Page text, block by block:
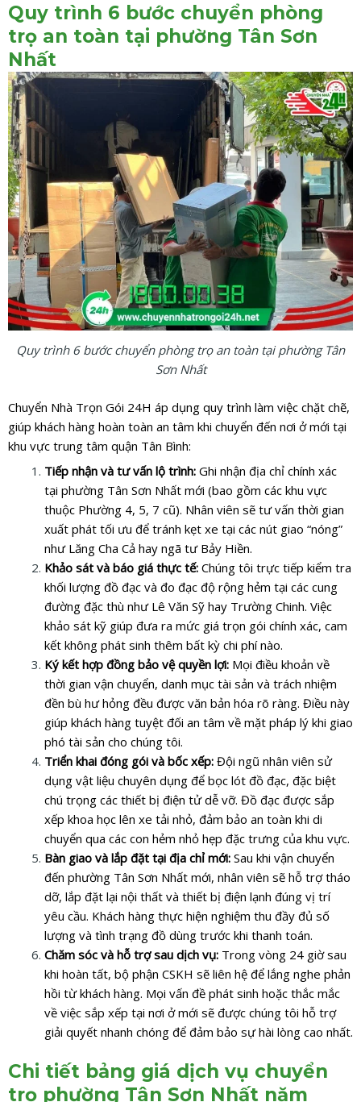
Quy trình 6 bước chuyển phòng
trọ an toàn tại phường Tân Sơn
Nhất
Quy trình 6 bước chuyển phòng trọ an toàn tại phường Tân
Sơn Nhất
Chuyển Nhà Trọn Gói 24H áp dụng quy trình làm việc chặt chẽ,
giúp khách hàng hoàn toàn an tâm khi chuyển đến nơi ở mới tại
khu vực trung tâm quận Tân Bình:
Tiếp nhận và tư vấn lộ trình: Ghi nhận địa chỉ chính xác
tại phường Tân Sơn Nhất mới (bao gồm các khu vực
thuộc Phường 4, 5, 7 cũ). Nhân viên sẽ tư vấn thời gian
xuất phát tối ưu để tránh kẹt xe tại các nút giao “nóng”
như Lăng Cha Cả hay ngã tư Bảy Hiền.
Khảo sát và báo giá thực tế: Chúng tôi trực tiếp kiểm tra
khối lượng đồ đạc và đo đạc độ rộng hẻm tại các cung
đường đặc thù như Lê Văn Sỹ hay Trường Chinh. Việc
khảo sát kỹ giúp đưa ra mức giá trọn gói chính xác, cam
kết không phát sinh thêm bất kỳ chi phí nào.
Ký kết hợp đồng bảo vệ quyền lợi: Mọi điều khoản về
thời gian vận chuyển, danh mục tài sản và trách nhiệm
đền bù hư hỏng đều được văn bản hóa rõ ràng. Điều này
giúp khách hàng tuyệt đối an tâm về mặt pháp lý khi giao
phó tài sản cho chúng tôi.
Triển khai đóng gói và bốc xếp: Đội ngũ nhân viên sử
dụng vật liệu chuyên dụng để bọc lót đồ đạc, đặc biệt
chú trọng các thiết bị điện tử dễ vỡ. Đồ đạc được sắp
xếp khoa học lên xe tải nhỏ, đảm bảo an toàn khi di
chuyển qua các con hẻm nhỏ hẹp đặc trưng của khu vực.
Bàn giao và lắp đặt tại địa chỉ mới: Sau khi vận chuyển
đến phường Tân Sơn Nhất mới, nhân viên sẽ hỗ trợ tháo
dỡ, lắp đặt lại nội thất và thiết bị điện lạnh đúng vị trí
yêu cầu. Khách hàng thực hiện nghiệm thu đầy đủ số
lượng và tình trạng đồ dùng trước khi thanh toán.
Chăm sóc và hỗ trợ sau dịch vụ: Trong vòng 24 giờ sau
khi hoàn tất, bộ phận CSKH sẽ liên hệ để lắng nghe phản
hồi từ khách hàng. Mọi vấn đề phát sinh hoặc thắc mắc
về việc sắp xếp tại nơi ở mới sẽ được chúng tôi hỗ trợ
giải quyết nhanh chóng để đảm bảo sự hài lòng cao nhất.
Chi tiết bảng giá dịch vụ chuyển
trọ phường Tân Sơn Nhất năm